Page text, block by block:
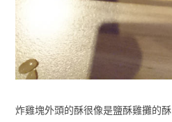
炸雞塊外頭的酥很像是鹽酥雞攤的酥